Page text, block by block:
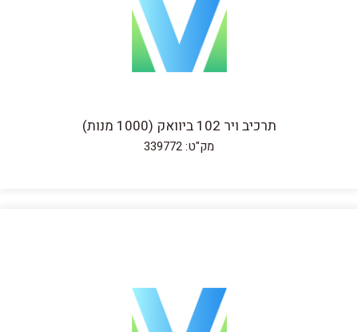
תרכיב ויר 102 ביוואק (1000 מנות)
מק"ט: 339772